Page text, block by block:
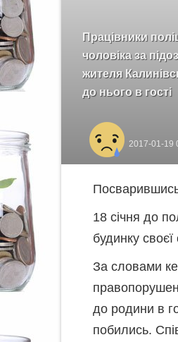
Працівники
чоловіка за
жителя
до нього в гості
2017-01-19
18 січня до
будинку
За словами
до родини в
побились.